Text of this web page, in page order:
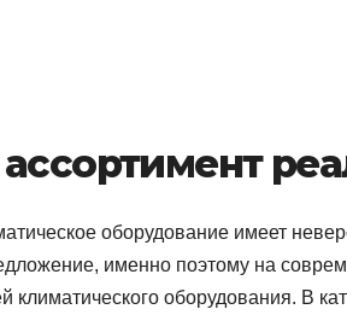
оборудование имеет
именно поэтому на
климатического оборудования. В